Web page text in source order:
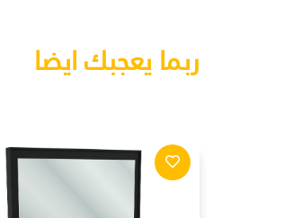
ربما يعجبك ايضا